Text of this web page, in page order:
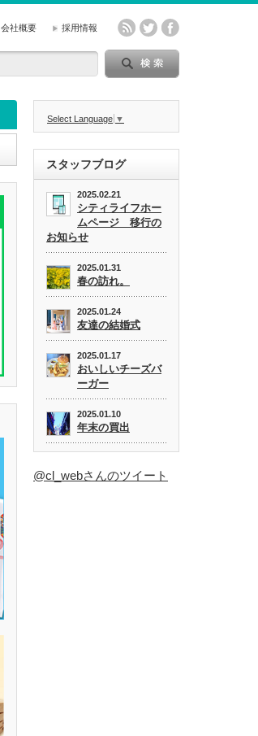
会社概要 採用情報
Select Language ▼
スタッフブログ
2025.02.21
シティライフホー
ムページ 移行の
お知らせ
2025.01.31
春の訪れ。
2025.01.24
友達の結婚式
2025.01.17
おいしいチーズバ
ーガー
2025.01.10
年末の買出
@cl_webさんのツイート